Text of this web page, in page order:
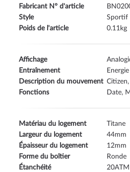
Fabricant N° d'article
Style
Sportif
Poids de l'article
0.11
Affichage
Entraînement
Description du mouvement
Fonctions
Date,
Matériau du logement
Titane
Largeur du logement
44
Épaisseur du logement
12
Forme du boîtier
Ronde
Étanchéité
20